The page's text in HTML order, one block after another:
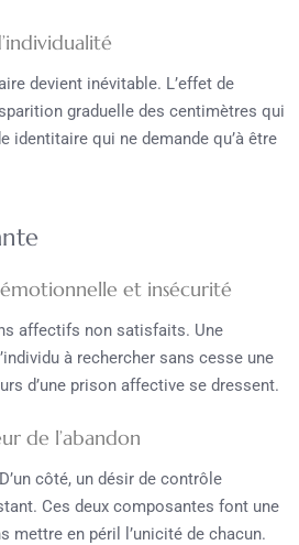
devient inévitable. L’effet de
graduelle des centimètres qui
qui ne demande qu’à être
et insécurité
affectifs non satisfaits. Une
à rechercher sans cesse une
d’une prison affective se dressent.
de l’abandon
côté, un désir de contrôle
Ces deux composantes font une
mettre en péril l’unicité de chacun.